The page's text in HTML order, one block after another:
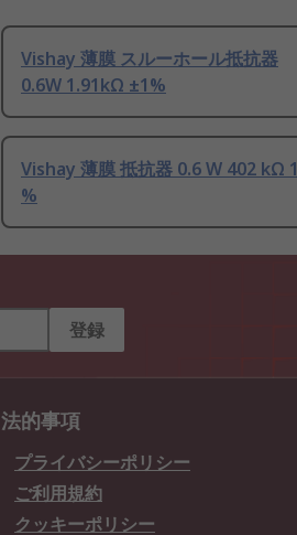
Vishay 薄膜 スルーホール抵抗器
0.6W 1.91kΩ ±1%
Vishay 薄膜 抵抗器 0.6 W 402 kΩ 1
%
登録
法的事項
プライバシーポリシー
ご利用規約
クッキーポリシー